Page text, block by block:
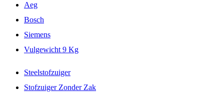
Aeg
Bosch
Siemens
Vulgewicht 9 Kg
Steelstofzuiger
Stofzuiger Zonder Zak